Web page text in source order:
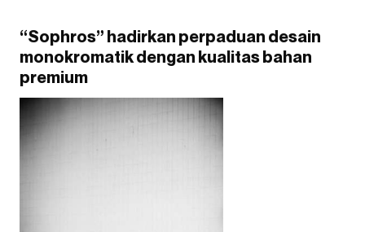
“Sophros” hadirkan perpaduan desain
monokromatik dengan kualitas bahan
premium